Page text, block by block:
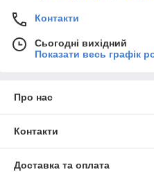
Контакти
Сьогодні вихідний
Показати весь графік
Про нас
Контакти
Доставка та оплата